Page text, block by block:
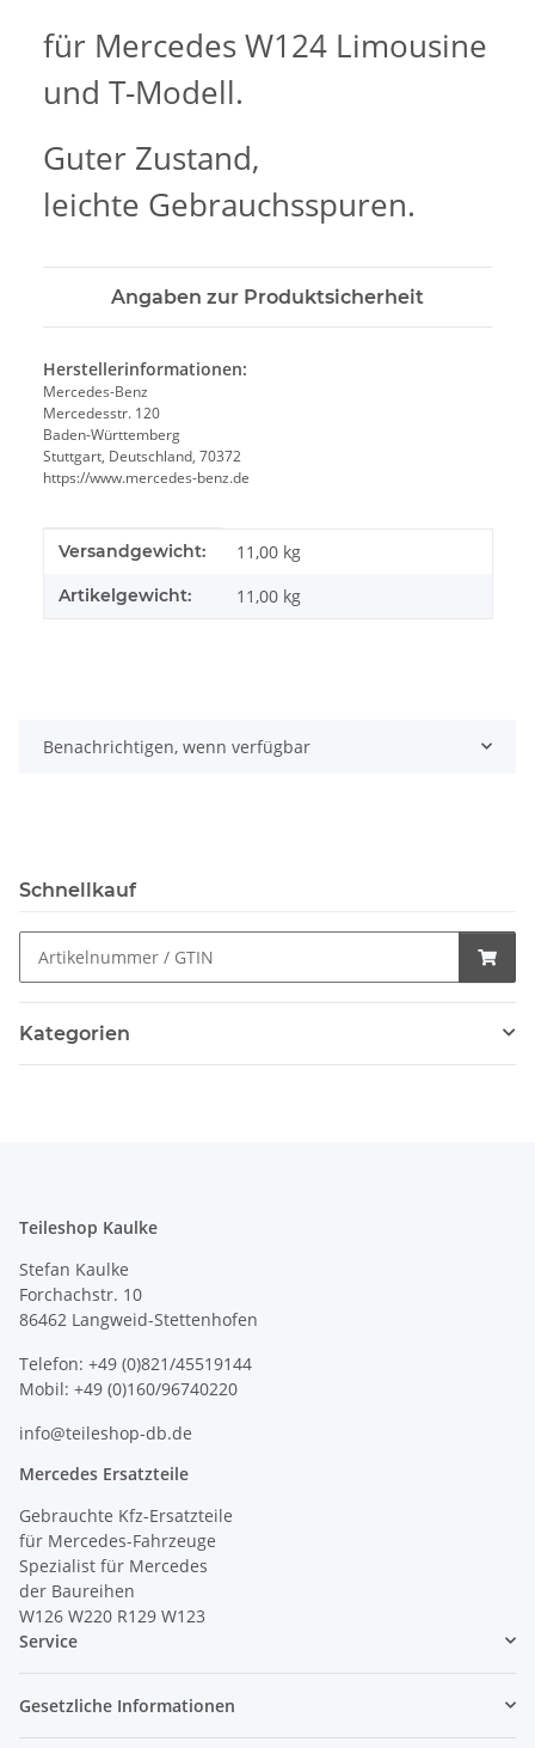
für Mercedes W124 Limousine
und T-Modell.
Guter Zustand,
leichte Gebrauchsspuren.
Angaben zur Produktsicherheit
Herstellerinformationen:
Mercedes-Benz
Mercedesstr. 120
Baden-Württemberg
Stuttgart, Deutschland, 70372
https://www.mercedes-benz.de
Produkteigenschaft
Wert
Versandgewicht: 11,00 kg
Artikelgewicht: 11,00 kg
Benachrichtigen, wenn verfügbar
Schnellkauf
Kategorien
Teileshop Kaulke
Stefan Kaulke
Forchachstr. 10
86462 Langweid-Stettenhofen
Telefon: +49 (0)821/45519144
Mobil: +49 (0)160/96740220
info@teileshop-db.de
Mercedes Ersatzteile
Gebrauchte Kfz-Ersatzteile
für Mercedes-Fahrzeuge
Spezialist für Mercedes
der Baureihen
W126 W220 R129 W123
Service
Gesetzliche Informationen